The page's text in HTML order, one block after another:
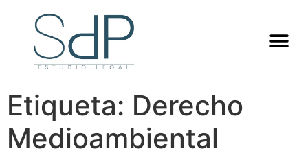
Etiqueta: Derecho
Medioambiental